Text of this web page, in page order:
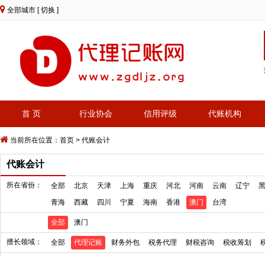
全部城市 [ 切换 ]
首 页 行业协会 信用评级 代账机构
当前所在位置： 首页 > 代账会计
代账会计
所在省份： 全部 北京 天津 上海 重庆 河北 河南 云南 辽宁
青海
西藏 四川 宁夏 海南 香港 澳门 台湾
全部 澳门
擅长领域： 全部 代理记账 财务外包 税务代理 财税咨询 税收筹划